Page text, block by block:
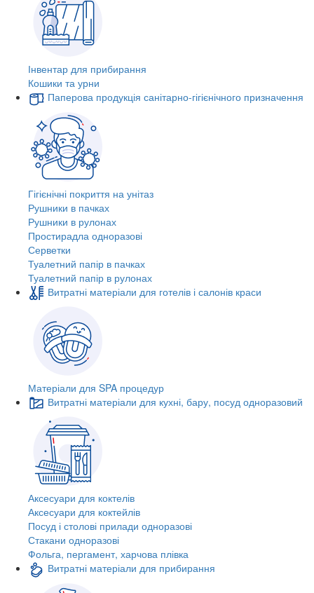
Інвентар для прибирання
Кошики та урни
Паперова продукція санітарно-гігієнічного призначення
Гігієнічні покриття на унітаз
Рушники в пачках
Рушники в рулонах
Простирадла одноразові
Серветки
Туалетний папір в пачках
Туалетний папір в рулонах
Витратні матеріали для готелів і салонів краси
Матеріали для SPA процедур
Витратні матеріали для кухні, бару, посуд одноразовий
Аксесуари для коктелів
Аксесуари для коктейлів
Посуд і столові прилади одноразові
Стакани одноразові
Фольга, пергамент, харчова плівка
Витратні матеріали для прибирання